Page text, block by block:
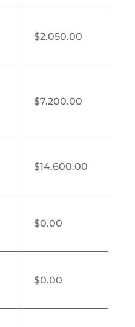
$2.050.00
$7.200.00
$14.600.00
$0.00
$0.00